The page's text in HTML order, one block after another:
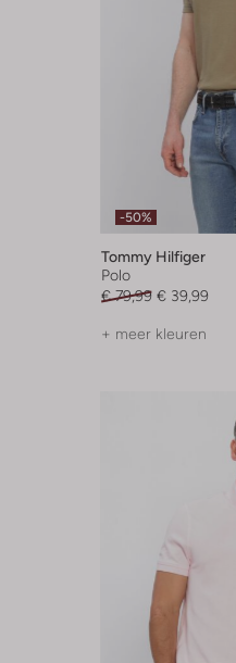
-50%
Tommy Hilfiger
Polo
€ 79,99 € 39,99
+ meer kleuren